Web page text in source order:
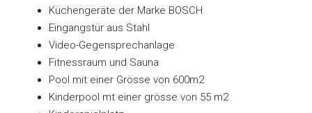
Küchengeräte der Marke BOSCH
Eingangstür aus Stahl
Video-Gegensprechanlage
Fitnessraum und Sauna
Pool mit einer Grösse von 600m2
Kinderpool mt einer grösse von 55 m2